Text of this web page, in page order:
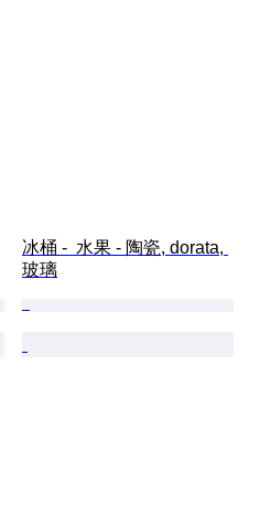
冰桶 -  水果 - 陶瓷, dorata,
玻璃